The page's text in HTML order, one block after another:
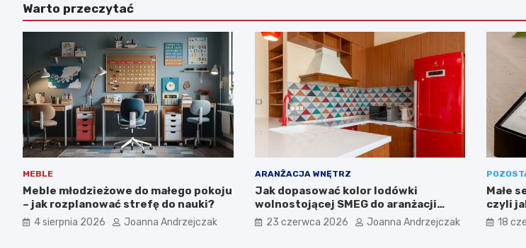
Warto przeczytać
MEBLE
Meble młodzieżowe do małego pokoju
– jak rozplanować strefę do nauki?
4 sierpnia 2026 Joanna Andrzejczak
ARANŻACJA WNĘTRZ
Jak dopasować kolor lodówki
wolnostojącej SMEG do aranżacji
wnętrza?
23 czerwca 2026 Joanna Andrzejczak
Małe
czyli
18